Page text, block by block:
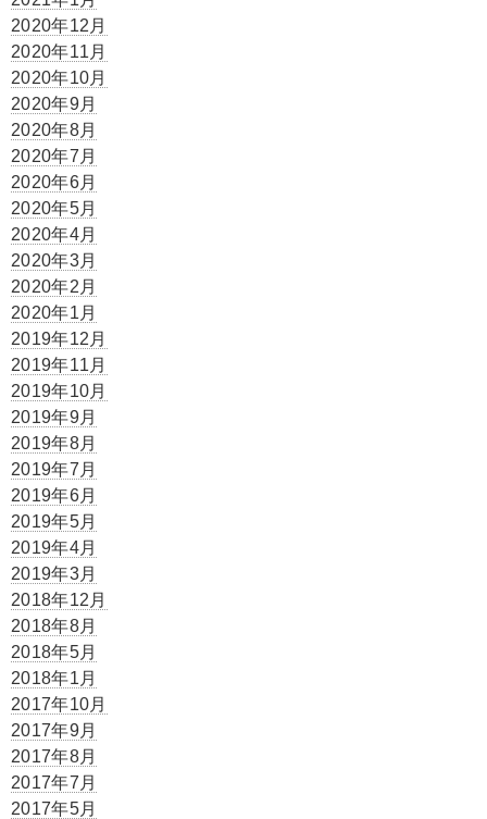
2020年12月
2020年11月
2020年10月
2020年9月
2020年8月
2020年7月
2020年6月
2020年5月
2020年4月
2020年3月
2020年2月
2020年1月
2019年12月
2019年11月
2019年10月
2019年9月
2019年8月
2019年7月
2019年6月
2019年5月
2019年4月
2019年3月
2018年12月
2018年8月
2018年5月
2018年1月
2017年10月
2017年9月
2017年8月
2017年7月
2017年5月